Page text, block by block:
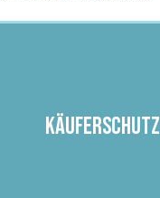
Käuferschutz